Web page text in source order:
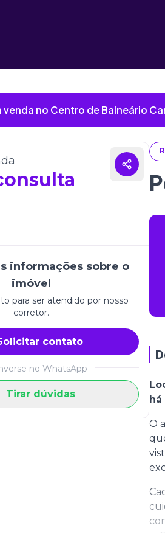
no Centro de Balneário
informações sobre o
imóvel
para ser atendido por nosso
corretor.
contato
no WhatsApp
Tirar dúvidas
O